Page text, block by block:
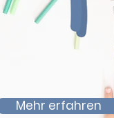
Mehr erfahren